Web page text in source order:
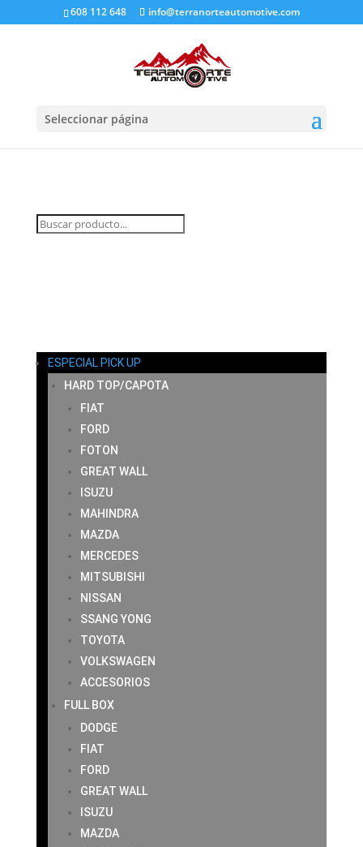
608 112 648 info@terranorteautomotive.com
Seleccionar página
INICIO
ESPECIAL PICK UP
HARD TOP/CAPOTA
FIAT
FORD
FOTON
GREAT WALL
ISUZU
MAHINDRA
MAZDA
MERCEDES
MITSUBISHI
NISSAN
SSANG YONG
TOYOTA
VOLKSWAGEN
ACCESORIOS
FULL BOX
DODGE
FIAT
FORD
GREAT WALL
ISUZU
MAZDA